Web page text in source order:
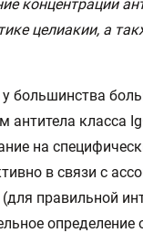
концентрации
целиакии, а
у большинства
антитела класса
на
в связи с
правильной
определение